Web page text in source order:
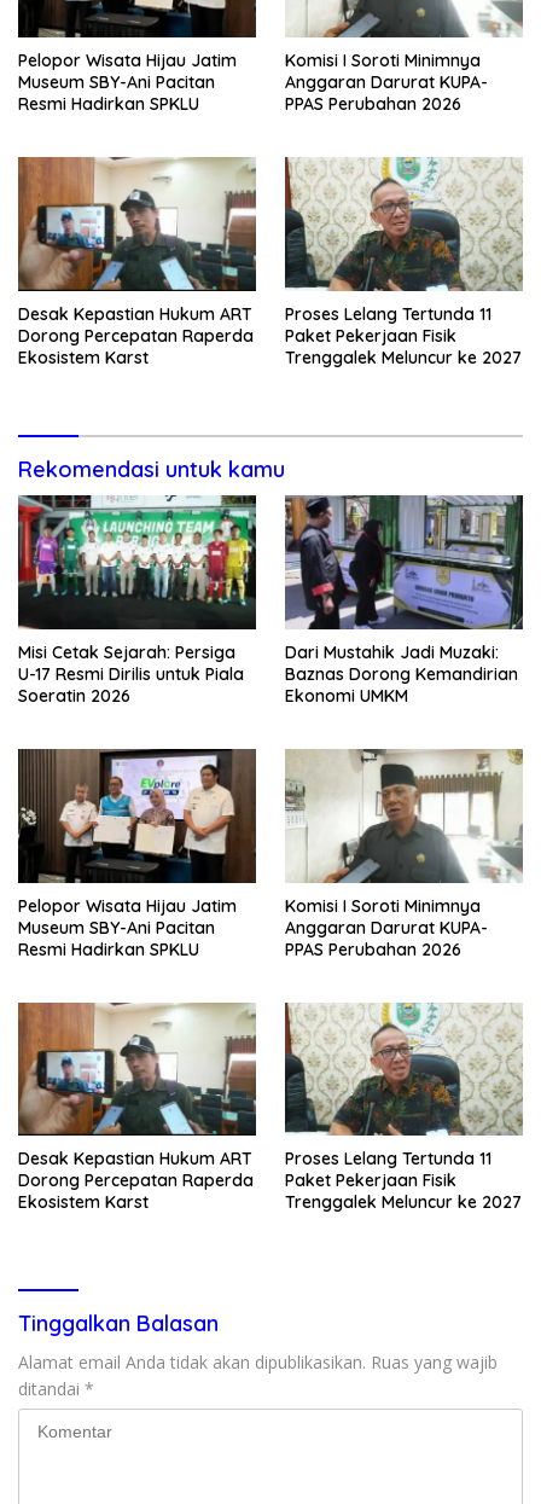
Pelopor Wisata Hijau Jatim
Museum SBY-Ani Pacitan
Resmi Hadirkan SPKLU
Komisi I Soroti Minimnya
Anggaran Darurat KUPA-
PPAS Perubahan 2026
Desak Kepastian Hukum ART
Dorong Percepatan Raperda
Ekosistem Karst
Proses Lelang Tertunda 11
Paket Pekerjaan Fisik
Trenggalek Meluncur ke 2027
Rekomendasi untuk kamu
Misi Cetak Sejarah: Persiga
U-17 Resmi Dirilis untuk Piala
Soeratin 2026
Dari Mustahik Jadi Muzaki:
Baznas Dorong Kemandirian
Ekonomi UMKM
Pelopor Wisata Hijau Jatim
Museum SBY-Ani Pacitan
Resmi Hadirkan SPKLU
Komisi I Soroti Minimnya
Anggaran Darurat KUPA-
PPAS Perubahan 2026
Desak Kepastian Hukum ART
Dorong Percepatan Raperda
Ekosistem Karst
Proses Lelang Tertunda 11
Paket Pekerjaan Fisik
Trenggalek Meluncur ke 2027
Tinggalkan Balasan
Alamat email Anda tidak akan dipublikasikan. Ruas yang wajib
ditandai *